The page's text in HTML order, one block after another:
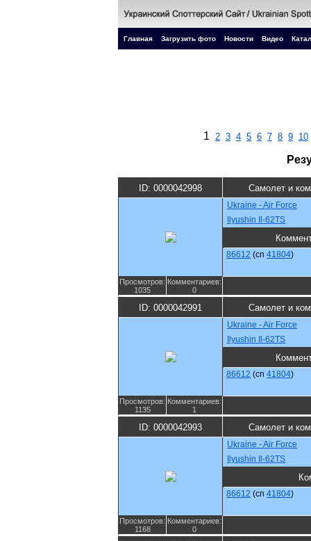
Главная Загрузить фото Новости Видео
1 2 3 4 5 6 7 8 9 10
ID: 0000042998 Самолет и
Ukraine - Air Force
Ilyushin Il-62TS
86612 (cn 41804)
Просмотров:
1035
Комментариев:
0
ID: 0000042991 Самолет и
Ukraine - Air Force
Ilyushin Il-62TS
86612 (cn 41804)
Просмотров:
1135
Комментариев:
1
ID: 0000042993 Самолет и
Ukraine - Air Force
Ilyushin Il-62TS
86612 (cn 41804)
Просмотров:
1168
Комментариев:
0